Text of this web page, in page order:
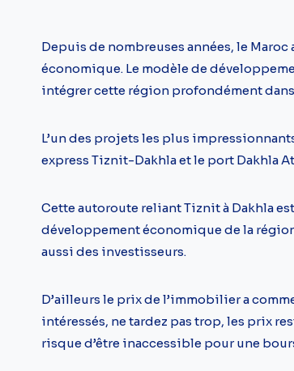
Depuis de nombreuses années, le
économique. Le modèle de
intégrer cette région profondément
L’un des projets les plus
express Tiznit-Dakhla et le port Dakhla
Cette autoroute reliant Tiznit à Dakhla
développement économique de la
aussi des investisseurs.
D’ailleurs le prix de l’immobilier a
intéressés, ne tardez pas trop, les prix
risque d’être inaccessible pour une